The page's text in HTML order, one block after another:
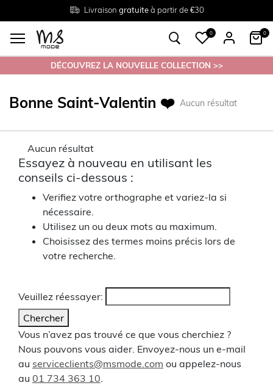
Livraison gratuiteà partir de €30
Tailles du38 au 54
Retourgratuit en magasin
0 0
DÉCOUVREZ LA NOUVELLE COLLECTION >>
Bonne Saint-Valentin ❤️ Aucun résultat
Aucun résultat
Essayez à nouveau en utilisant les
conseils ci-dessous :
Verifiez votre orthographe et variez-la si
nécessaire.
Utilisez un ou deux mots au maximum.
Choisissez des termes moins précis lors de
votre recherche.
Veuillez réessayer:
Chercher
Vous n’avez pas trouvé ce que vous cherchiez ?
Nous pouvons vous aider. Envoyez-nous un e-mail
au serviceclients@msmode.com ou appelez-nous
au 01 734 363 10